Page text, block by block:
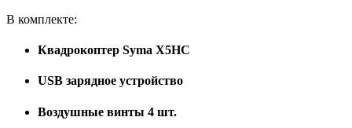
В комплекте:
Квадрокоптер Syma X5HC
USB зарядное устройство
Воздушные винты 4 шт.